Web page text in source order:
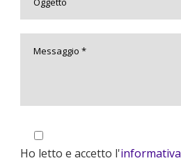
Ho letto e accetto l'informativa